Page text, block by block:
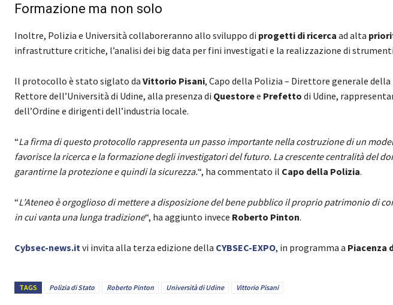
Formazione ma non solo
Inoltre, Polizia e Università collaboreranno allo sviluppo di progetti di ricerca ad alta
infrastrutture critiche, l’analisi dei big data per fini investigati e la realizzazione di
Il protocollo è stato siglato da Vittorio Pisani, Capo della Polizia – Direttore generale della
Rettore dell’Università di Udine, alla presenza di Questoree Prefetto di Udine,
dell’Ordine e dirigenti dell’industria locale.
“La firma di questo protocollo rappresenta un passo importante nella costruzione di un
favorisce la ricerca e la formazione degli investigatori del futuro. La crescente centralità del
garantirne la protezione e quindi la sicurezza.“, ha commentato il Capo della Polizia.
“L’Ateneo è orgoglioso di mettere a disposizione del bene pubblico il proprio patrimonio di
in cui vanta una lunga tradizione“, ha aggiunto invece Roberto Pinton.
Cybsec-news.it vi invita alla terza edizione della CYBSEC-EXPO, in programma a Piacenza
TAGS Polizia di Stato Roberto Pinton Università di Udine Vittorio Pisani